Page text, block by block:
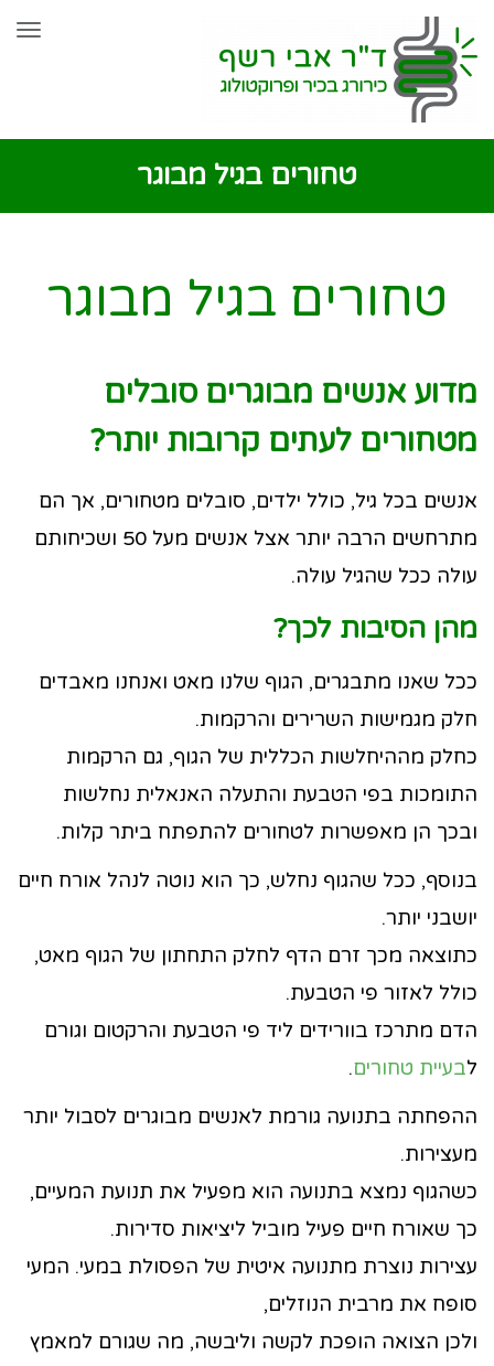
לֵב:
בְּאֲתָר
בִּקְלִיק
הַמְּסַיַּעַת
הָאֲתָר.
טחורים בגיל מבוגר
טחורים בגיל מבוגר
מדוע אנשים מבוגרים סובלים
מטחורים לעתים קרובות יותר?
אנשים בכל גיל, כולל ילדים, סובלים מטחורים, אך הם
מתרחשים הרבה יותר אצל אנשים מעל 50 ושכיחותם
עולה ככל שהגיל עולה.
מהן הסיבות לכך?
ככל שאנו מתבגרים, הגוף שלנו מאט ואנחנו מאבדים
חלק מגמישות השרירים והרקמות.
כחלק מההיחלשות הכללית של הגוף, גם הרקמות
התומכות בפי הטבעת והתעלה האנאלית נחלשות
ובכך הן מאפשרות לטחורים להתפתח ביתר קלות.
בנוסף, ככל שהגוף נחלש, כך הוא נוטה לנהל אורח חיים
יושבני יותר.
כתוצאה מכך זרם הדף לחלק התחתון של הגוף מאט,
כולל לאזור פי הטבעת.
הדם מתרכז בוורידים ליד פי הטבעת והרקטום וגורם
לבעיית טחורים.
ההפחתה בתנועה גורמת לאנשים מבוגרים לסבול יותר
מעצירות.
כשהגוף נמצא בתנועה הוא מפעיל את תנועת המעיים,
כך שאורח חיים פעיל מוביל ליציאות סדירות.
עצירות נוצרת מתנועה איטית של הפסולת במעי. המעי
סופח את מרבית הנוזלים,
ולכן הצואה הופכת לקשה וליבשה, מה שגורם למאמץ